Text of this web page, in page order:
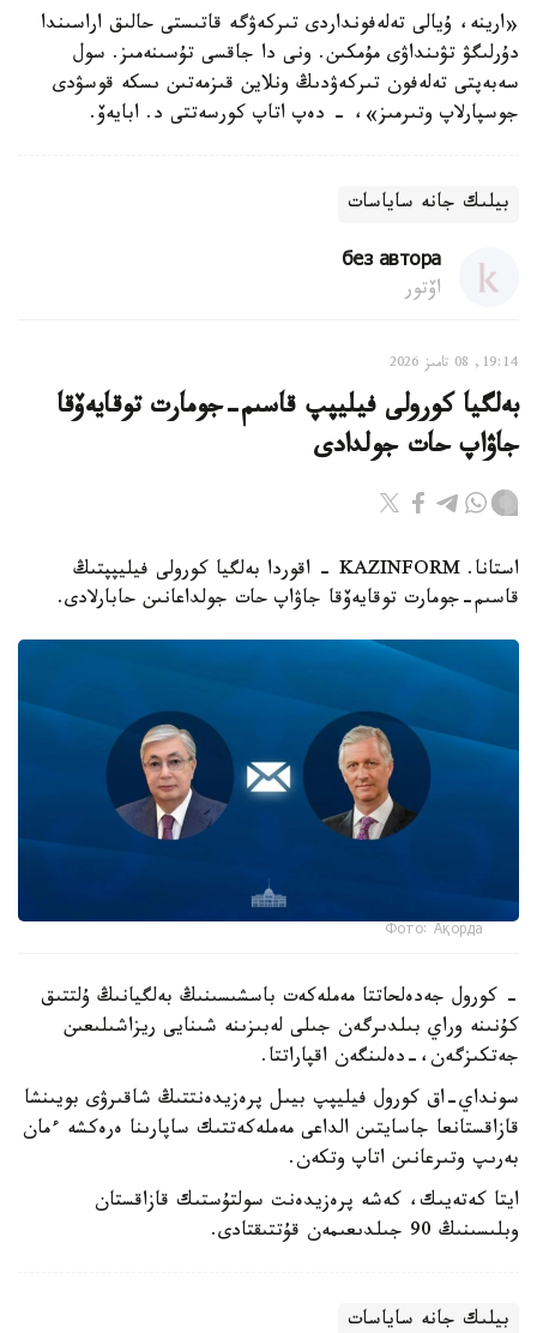
«ارينە، ۇيالى تەلەفونداردى تىركەۋگە قاتىستى حالىق اراسىندا
دۇرلىگۋ تۋىنداۋى مۇمكىن. ونى دا جاقسى تۇسىنەمىز. سول
سەبەپتى تەلەفون تىركەۋدىڭ ونلاين قىزمەتىن ىسكە قوسۋدى
جوسپارلاپ وتىرمىز»، - دەپ اتاپ كورسەتتى د. ابايەۆ.
بيلىك جانە ساياسات
без автора
اۆتور
19:14, 08 تامىز 2026
بەلگيا كورولى فيليپپ قاسىم-جومارت توقايەۆقا
جاۋاپ حات جولدادى
استانا. KAZINFORM - اقوردا بەلگيا كورولى فيليپپتىڭ
قاسىم-جومارت توقايەۆقا جاۋاپ حات جولداعانىن حابارلادى.
Фото: Ақорда
- كورول جەدەلحاتتا مەملەكەت باسشىسىنىڭ بەلگيانىڭ ۇلتتىق
كۇنىنە وراي بىلدىرگەن جىلى لەبىزىنە شىنايى ريزاشىلىعىن
جەتكىزگەن،-دەلىنگەن اقپاراتتا.
سونداي-اق كورول فيليپپ بيىل پرەزيدەنتتىڭ شاقىرۋى بويىنشا
قازاقستانعا جاسايتىن الداعى مەملەكەتتىك ساپارىنا ەرەكشە ءمان
بەرىپ وتىرعانىن اتاپ وتكەن.
ايتا كەتەيىك، كەشە پرەزيدەنت سولتۇستىك قازاقستان
وبلىسىنىڭ 90 جىلدىعىمەن قۇتتىقتادى.
بيلىك جانە ساياسات